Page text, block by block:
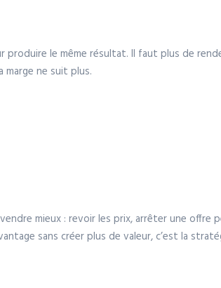
produire le même résultat. Il faut plus de
marge ne suit plus.
mieux : revoir les prix, arrêter une
sans créer plus de valeur, c’est la